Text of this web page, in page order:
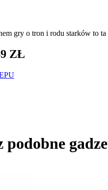
gry o tron i rodu starków to
ZŁ
podobne